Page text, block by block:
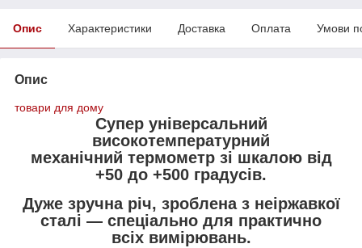
Опис Характеристики Доставка Оплата Умови
Опис
товари для дому
Супер універсальний
високотемпературний
механічний термометр зі шкалою від
+50 до +500 градусів.
Дуже зручна річ, зроблена з неіржавкої
сталі — спеціально для практично
всіх вимірювань.